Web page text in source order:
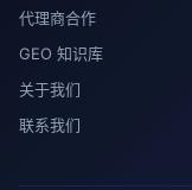
代理商合作
GEO 知识库
关于我们
联系我们